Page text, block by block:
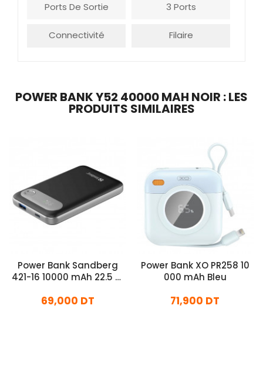
Ports De Sortie 3 Ports
Connectivité Filaire
POWER BANK Y52 40000 MAH NOIR : LES
PRODUITS SIMILAIRES
Power Bank Sandberg
421-16 10000 mAh 22.5 W
69,000 DT
Power Bank XO PR258 10
000 mAh Bleu
71,900 DT